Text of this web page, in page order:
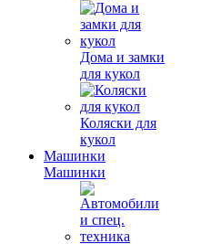
Дома и замки
для кукол
Коляски для
кукол
Машинки
Машинки